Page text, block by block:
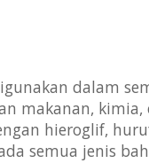
dalam
makanan,
hieroglif,
semua jenis